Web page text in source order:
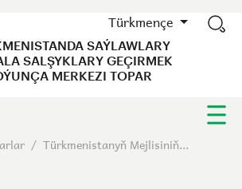
Türkmençe
SAÝLAWLARY
SALŞYKLARY GEÇIRMEK
MERKEZI TOPAR
/ Türkmenistanyň Mejlisiniň...